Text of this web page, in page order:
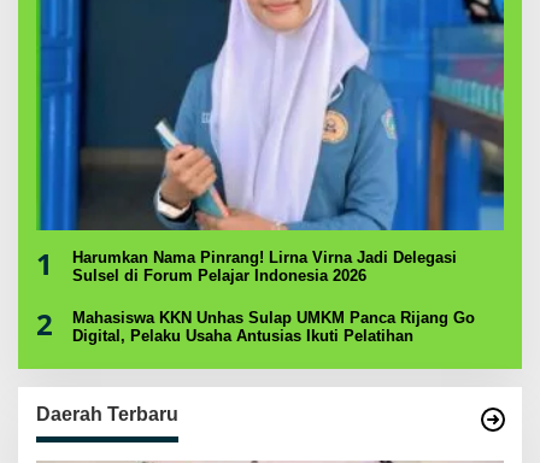
1
Harumkan Nama Pinrang! Lirna Virna Jadi Delegasi
Sulsel di Forum Pelajar Indonesia 2026
2
Mahasiswa KKN Unhas Sulap UMKM Panca Rijang Go
Digital, Pelaku Usaha Antusias Ikuti Pelatihan
Daerah Terbaru